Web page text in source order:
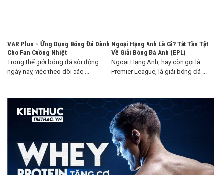
VAR Plus – Ứng Dụng Bóng Đá Dành
Cho Fan Cuồng Nhiệt
Trong thế giới bóng đá sôi động
ngày nay, việc theo dõi các ...
Ngoại Hạng Anh Là Gì? Tất Tần Tật
Về Giải Bóng Đá Anh (EPL)
Ngoại Hạng Anh, hay còn gọi là
Premier League, là giải bóng đá ...